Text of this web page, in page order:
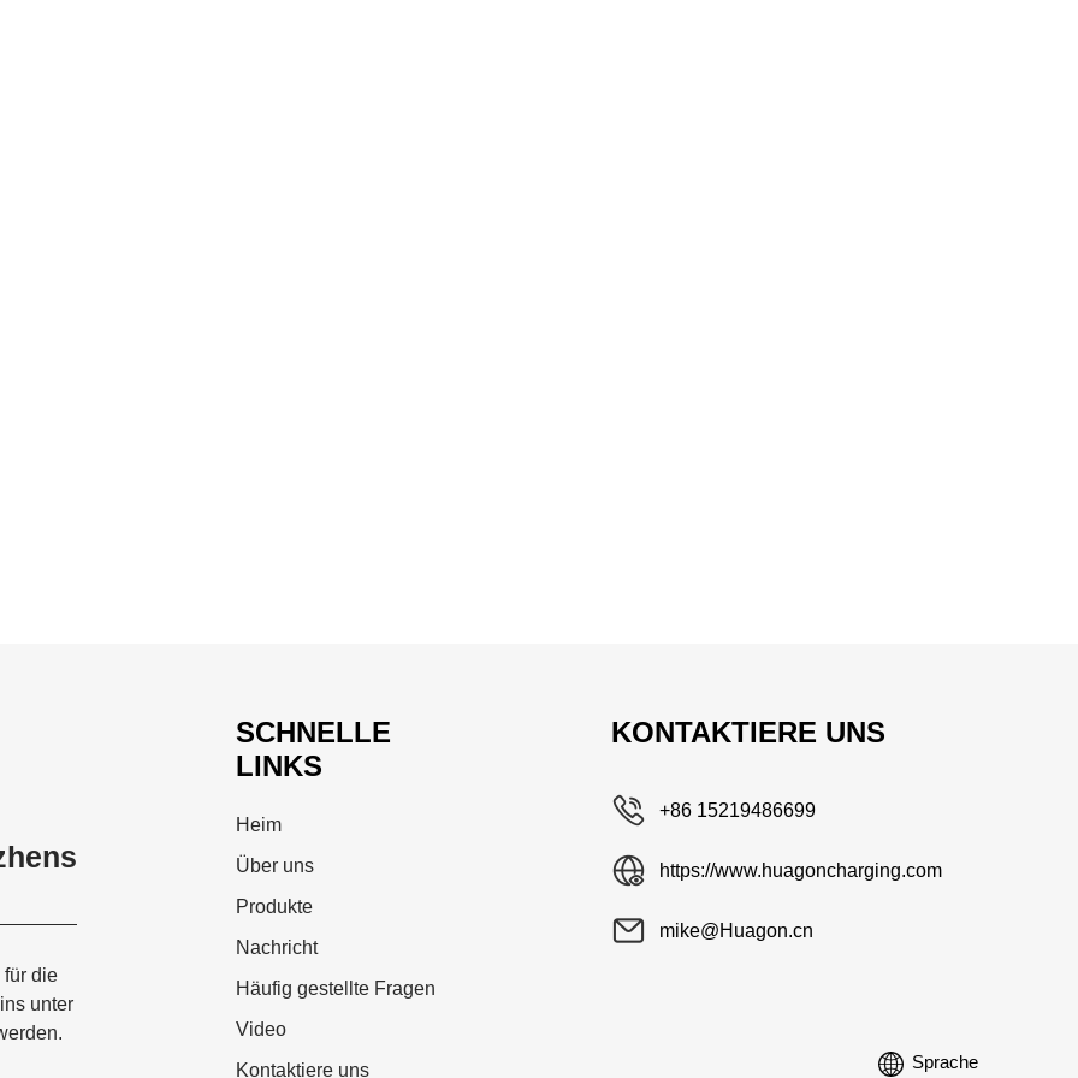
für die
unter
SCHNELLE
LINKS
Heim
Über uns
Produkte
Nachricht
Häufig gestellte Fragen
Video
Kontaktiere uns
KONTAKTIERE UNS
+86 15219486699
https://www.huagoncharging.com
mike@Huagon.cn
Sprache